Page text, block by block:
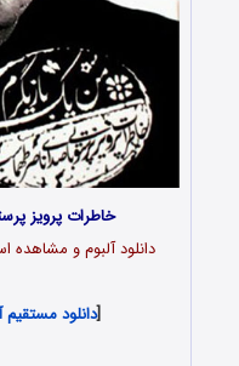
خاطرات پرویز
دانلود آلبوم و
[دانلود مستقیم آلبوم